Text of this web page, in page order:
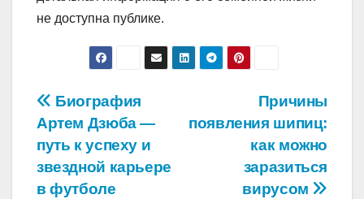
не доступна публике.
Навигация
по
записям
Причины
появления шипиц:
как можно
заразиться
вирусом
Биография
Артем Дзюба —
путь к успеху и
звездной карьере
в футболе